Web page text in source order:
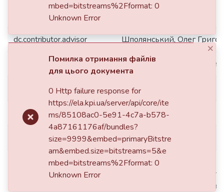
Simple item page
dc.contributor.advisor Шполянський, Олег
dc.contributor.author Радько, Артур Вікторович
dc.date.accessioned 2025-07-04T11:59:52Z
dc.date.available 2025-07-04T11:59:52Z
dc.date.issued 2025
Дипломний проект
аркушах, 8 рисунків, 14
графічної частини, 18
mbed=bitstreams%2Fformat: 0
Unknown Error
×
Помилка отримання файлів
для цього документа
0 Http failure response for
https://ela.kpi.ua/server/api/core/ite
ms/85108ac0-5e91-4c7a-b578-
4a87161176af/bundles?
size=9999&embed=primaryBitstre
am&embed.size=bitstreams=5&e
mbed=bitstreams%2Fformat: 0
Unknown Error